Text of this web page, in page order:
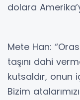
dolara
Mete Han:
taşını dahi
kutsaldır, onun
Bizim